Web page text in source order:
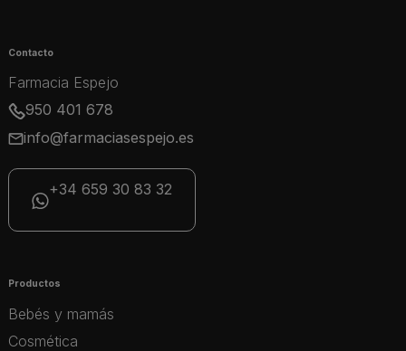
Contacto
Farmacia Espejo
950 401 678
info@farmaciasespejo.es
+34 659 30 83 32
Productos
Bebés y mamás
Cosmética